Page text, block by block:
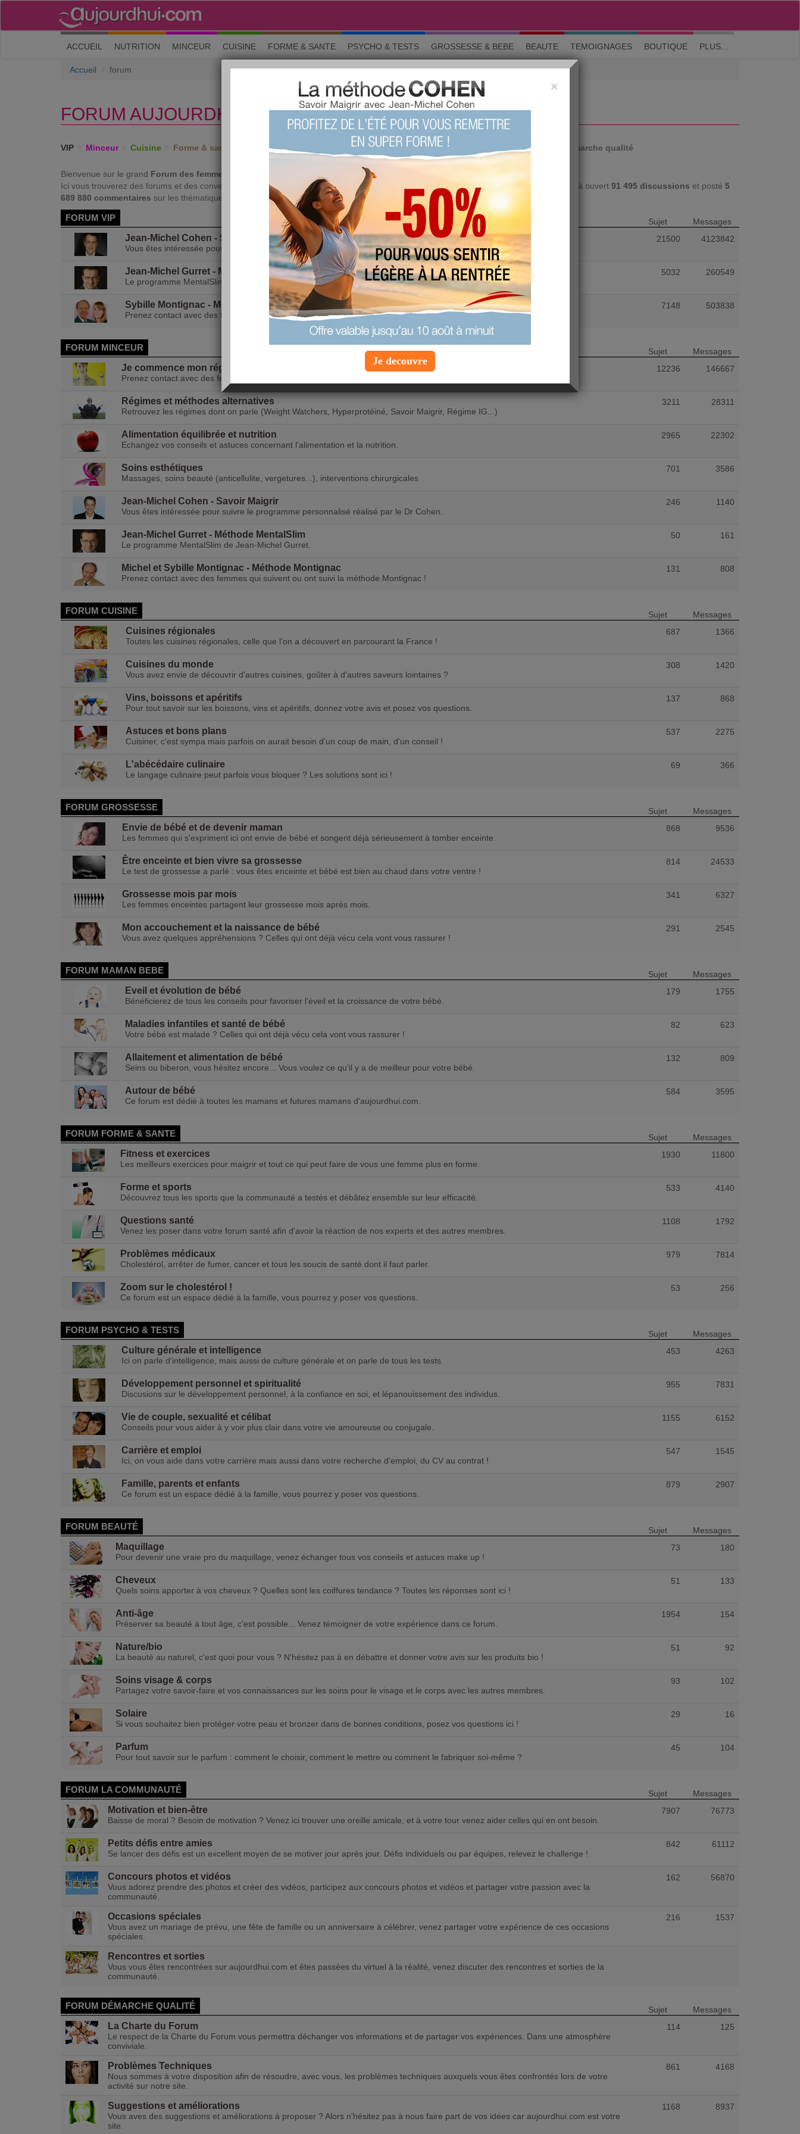
M'inscrire| Me connecter| ? Visite guidée
ACCUEIL (current)
NUTRITION MINCEUR CUISINE FORME & SANTE PSYCHO & TESTS GROSSESSE & BEBE BEAUTE TEMOIGNAGES BOUTIQUE PLUS...
Accueil forum
FORUM AUJOURDHUI.COM
VIP Minceur Cuisine Forme & santé Psycho & tests Grossesse Maman & bébé Beauté La communauté Démarche qualité
Bienvenue sur le grand Forum des femmes !
Ici vous trouverez des forums et des conversations sur des sujets très variés classés par thème. Les utilisatrices d’aujourdhui.com ont déjà ouvert 91 495 discussions et posté 5
689 880 commentaires sur les thématiques les plus en vogue : Minceur, Cuisine, Grossesse, Beauté et Psychologie.
FORUM VIP Messages
Sujet
Jean-Michel Cohen - Savoir Maigrir
Vous êtes intéressée pour suivre le programme personnalisé réalisé par Jean-Michel Cohen.
21500 4123842
Jean-Michel Gurret - Méthode MentalSlim
Le programme MentalSlim de Jean-Michel Gurret.
5032 260549
Sybille Montignac - Méthode Montignac
Prenez contact avec des femmes qui suivent ou ont suivi la méthode Montignac !
7148 503838
FORUM MINCEUR Messages
Sujet
Je commence mon régime
Prenez contact avec des femmes qui commencent leur régime en même temps que vous.
12236 146667
Régimes et méthodes alternatives
Retrouvez les régimes dont on parle (Weight Watchers, Hyperprotéiné, Savoir Maigrir, Régime IG...)
3211 28311
Alimentation équilibrée et nutrition
Echangez vos conseils et astuces concernant l'alimentation et la nutrition.
2965 22302
Soins esthétiques
Massages, soins beauté (anticellulite, vergetures...), interventions chirurgicales
701 3586
Jean-Michel Cohen - Savoir Maigrir
Vous êtes intéressée pour suivre le programme personnalisé réalisé par le Dr Cohen.
246 1140
Jean-Michel Gurret - Méthode MentalSlim
Le programme MentalSlim de Jean-Michel Gurret.
50 161
Michel et Sybille Montignac - Méthode Montignac
Prenez contact avec des femmes qui suivent ou ont suivi la méthode Montignac !
131 808
FORUM CUISINE Messages
Sujet
Cuisines régionales
Toutes les cuisines régionales, celle que l'on a découvert en parcourant la France !
687 1366
Cuisines du monde
Vous avez envie de découvrir d'autres cuisines, goûter à d'autres saveurs lointaines ?
308 1420
Vins, boissons et apéritifs
Pour tout savoir sur les boissons, vins et apéritifs, donnez votre avis et posez vos questions.
137 868
Astuces et bons plans
Cuisiner, c'est sympa mais parfois on aurait besoin d'un coup de main, d'un conseil !
537 2275
L'abécédaire culinaire
Le langage culinaire peut parfois vous bloquer ? Les solutions sont ici !
69 366
FORUM GROSSESSE Messages
Sujet
Envie de bébé et de devenir maman
Les femmes qui s'expriment ici ont envie de bébé et songent déjà sérieusement à tomber enceinte.
868 9536
Être enceinte et bien vivre sa grossesse
Le test de grossesse a parlé : vous êtes enceinte et bébé est bien au chaud dans votre ventre !
814 24533
Grossesse mois par mois
Les femmes enceintes partagent leur grossesse mois après mois.
341 6327
Mon accouchement et la naissance de bébé
Vous avez quelques appréhensions ? Celles qui ont déjà vécu cela vont vous rassurer !
291 2545
FORUM MAMAN BEBE Messages
Sujet
Eveil et évolution de bébé
Bénéficierez de tous les conseils pour favoriser l'éveil et la croissance de votre bébé.
179 1755
Maladies infantiles et santé de bébé
Votre bébé est malade ? Celles qui ont déjà vécu cela vont vous rassurer !
82 623
Allaitement et alimentation de bébé
Seins ou biberon, vous hésitez encore... Vous voulez ce qu'il y a de meilleur pour votre bébé.
132 809
Autour de bébé
Ce forum est dédié à toutes les mamans et futures mamans d'aujourdhui.com.
584 3595
FORUM FORME & SANTE Messages
Sujet
Fitness et exercices
Les meilleurs exercices pour maigrir et tout ce qui peut faire de vous une femme plus en forme.
1930 11800
Forme et sports
Découvrez tous les sports que la communauté a testés et débâtez ensemble sur leur efficacité.
533 4140
Questions santé
Venez les poser dans votre forum santé afin d'avoir la réaction de nos experts et des autres membres.
1108 1792
Problèmes médicaux
Cholestérol, arrêter de fumer, cancer et tous les soucis de santé dont il faut parler.
979 7814
Zoom sur le cholestérol !
Ce forum est un espace dédié à la famille, vous pourrez y poser vos questions.
53 256
FORUM PSYCHO & TESTS Messages
Sujet
Culture générale et intelligence
Ici on parle d'intelligence, mais aussi de culture générale et on parle de tous les tests.
453 4263
Développement personnel et spiritualité
Discusions sur le développement personnel, à la confiance en soi, et lépanouissement des individus.
955 7831
Vie de couple, sexualité et célibat
Conseils pour vous aider à y voir plus clair dans votre vie amoureuse ou conjugale.
1155 6152
Carrière et emploi
Ici, on vous aide dans votre carrière mais aussi dans votre recherche d'emploi, du CV au contrat !
547 1545
Famille, parents et enfants
Ce forum est un espace dédié à la famille, vous pourrez y poser vos questions.
879 2907
FORUM BEAUTÉ Messages
Sujet
Maquillage
Pour devenir une vraie pro du maquillage, venez échanger tous vos conseils et astuces make up !
73 180
Cheveux
Quels soins apporter à vos cheveux ? Quelles sont les coiffures tendance ? Toutes les réponses sont ici !
51 133
Anti-âge
Préserver sa beauté à tout âge, c'est possible... Venez témoigner de votre expérience dans ce forum.
1954 154
Nature/bio
La beauté au naturel, c'est quoi pour vous ? N'hésitez pas à en débattre et donner votre avis sur les produits bio !
51 92
Soins visage & corps
Partagez votre savoir-faire et vos connaissances sur les soins pour le visage et le corps avec les autres membres.
93 102
Solaire
Si vous souhaitez bien protéger votre peau et bronzer dans de bonnes conditions, posez vos questions ici !
29 16
Parfum
Pour tout savoir sur le parfum : comment le choisir, comment le mettre ou comment le fabriquer soi-même ?
45 104
FORUM LA COMMUNAUTÉ Messages
Sujet
Motivation et bien-être
Baisse de moral ? Besoin de motivation ? Venez ici trouver une oreille amicale, et à votre tour venez aider celles qui en ont besoin.
7907 76773
Petits défis entre amies
Se lancer des défis est un excellent moyen de se motiver jour après jour. Défis individuels ou par équipes, relevez le challenge !
842 61112
Concours photos et vidéos
Vous adorez prendre des photos et créer des vidéos, participez aux concours photos et vidéos et partager votre passion avec la
communauté.
162 56870
Occasions spéciales
Vous avez un mariage de prévu, une fête de famille ou un anniversaire à célébrer, venez partager votre expérience de ces occasions
spéciales.
216 1537
Rencontres et sorties
Vous vous êtes rencontrées sur aujourdhui.com et êtes passées du virtuel à la réalité, venez discuter des rencontres et sorties de la
communauté.
FORUM DÉMARCHE QUALITÉ Messages
Sujet
La Charte du Forum
Le respect de la Charte du Forum vous permettra déchanger vos informations et de partager vos expériences. Dans une atmosphère
conviviale.
114 125
Problèmes Techniques
Nous sommes à votre disposition afin de résoudre, avec vous, les problèmes techniques auxquels vous êtes confrontés lors de votre
activité sur notre site.
861 4168
Suggestions et améliorations
Vous aves des suggestions et améliorations à proposer ? Alors n'hésitez pas à nous faire part de vos idées car aujourdhui.com est votre
site.
1168 8937
×
Je decouvre